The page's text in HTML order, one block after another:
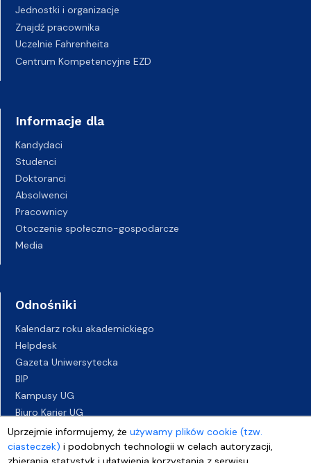
Uprzejmie informujemy, żeużywamy plików cookie (tzw.
ciasteczek) i podobnych technologii w celach autoryzacji,
Jednostki i organizacje
Znajdź pracownika
Uczelnie Fahrenheita
Centrum Kompetencyjne EZD
Informacje dla
Kandydaci
Studenci
Doktoranci
Absolwenci
Pracownicy
Otoczenie społeczno-gospodarcze
Media
Odnośniki
Kalendarz roku akademickiego
Helpdesk
Gazeta Uniwersytecka
BIP
Kampusy UG
Biuro Karier UG
Oferty pracy
Deklaracja dostępności